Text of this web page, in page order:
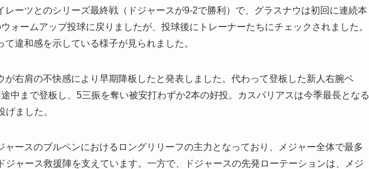
レーツとのシリーズ最終戦（ドジャースが9-2で勝利）で、グラスナウは初回に連続本
ォームアップ投球に戻りましたが、投球後にトレーナーたちにチェックされました。
違和感を示している様子が見られました。
が右肩の不快感により早期降板したと発表しました。代わって登板した新人右腕ベ
中まで登板し、5三振を奪い被安打わずか2本の好投。カスパリアスは今季最長となる
ました。
ャースのブルペンにおけるロングリリーフの主力となっており、メジャー全体で最多
ジャース救援陣を支えています。一方で、ドジャースの先発ローテーションは、メジ